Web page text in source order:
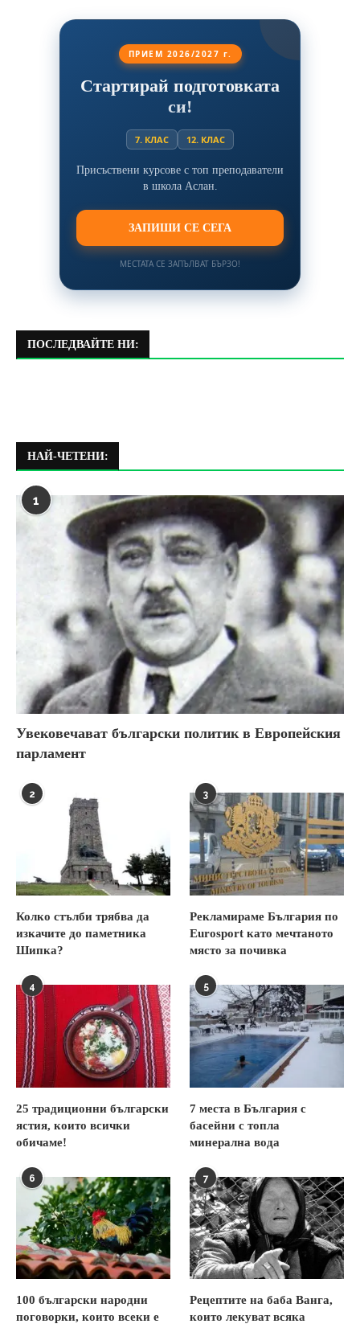
ПРИЕМ 2026/2027 г.
Стартирай подготовката
си!
7. КЛАС 12. КЛАС
Присъствени курсове с топ преподаватели
в школа Аслан.
ЗАПИШИ СЕ СЕГА
МЕСТАТА СЕ ЗАПЪЛВАТ БЪРЗО!
ПОСЛЕДВАЙТЕ НИ:
НАЙ-ЧЕТЕНИ:
1
Увековечават български политик в Европейския
парламент
2
Колко стълби трябва да
изкачите до паметника
Шипка?
3
Рекламираме България по
Eurosport като мечтаното
място за почивка
4
25 традиционни български
ястия, които всички
обичаме!
5
7 места в България с
басейни с топла
минерална вода
6
100 български народни
поговорки, които всеки е
7
Рецептите на баба Ванга,
които лекуват всяка